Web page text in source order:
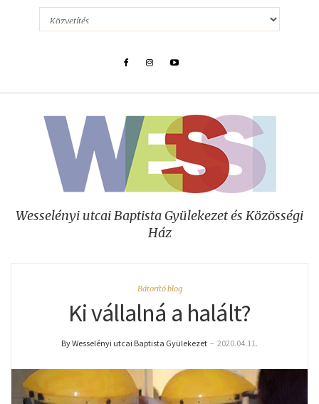
Wesselényi utcai Baptista Gyülekezet és Közösségi
Ház
Bátorító blog
Ki vállalná a halált?
By Wesselényi utcai Baptista Gyülekezet – 2020.04.11.